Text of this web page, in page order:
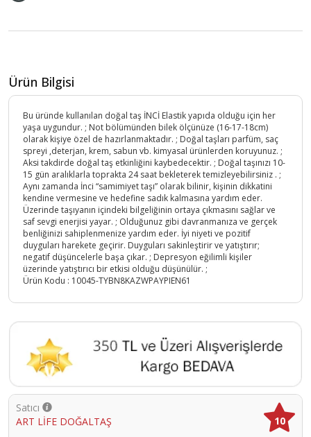
Ürün Bilgisi
Bu üründe kullanılan doğal taş İNCİ Elastik yapıda olduğu için her
yaşa uygundur. ; Not bölümünden bilek ölçünüze (16-17-18cm)
olarak kişiye özel de hazırlanmaktadır. ; Doğal taşları parfüm, saç
spreyi ,deterjan, krem, sabun vb. kimyasal ürünlerden koruyunuz. ;
Aksi takdirde doğal taş etkinliğini kaybedecektir. ; Doğal taşınızı 10-
15 gün aralıklarla toprakta 24 saat bekleterek temizleyebilirsiniz . ;
Aynı zamanda İnci “samimiyet taşı” olarak bilinir, kişinin dikkatini
kendine vermesine ve hedefine sadık kalmasına yardım eder.
Üzerinde taşıyanın içindeki bilgeliğinin ortaya çıkmasını sağlar ve
saf sevgi enerjisi yayar. ; Olduğunuz gibi davranmanıza ve gerçek
benliğinizi sahiplenmenize yardım eder. İyi niyeti ve pozitif
duyguları harekete geçirir. Duyguları sakinleştirir ve yatıştırır;
negatif düşüncelerle başa çıkar. ; Depresyon eğilimli kişiler
üzerinde yatıştırıcı bir etkisi olduğu düşünülür. ;
Ürün Kodu : 10045-TYBN8KAZWPAYPIEN61
Satıcı
ART LİFE DOĞALTAŞ
10